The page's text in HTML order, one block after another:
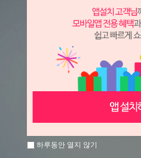
하루동안 열지 않기